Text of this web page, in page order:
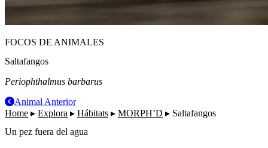
FOCOS DE ANIMALES
Saltafangos
Periophthalmus barbarus
Animal Anterior
Home ▸ Explora ▸ Hábitats ▸ MORPH’D ▸ Saltafangos
Un pez fuera del agua